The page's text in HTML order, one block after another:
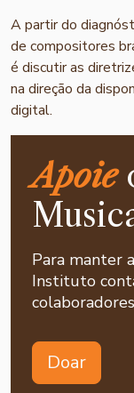
A partir do
de compositores
é discutir as
na direção da
digital.
Apoie
Para manter
Instituto
Doar